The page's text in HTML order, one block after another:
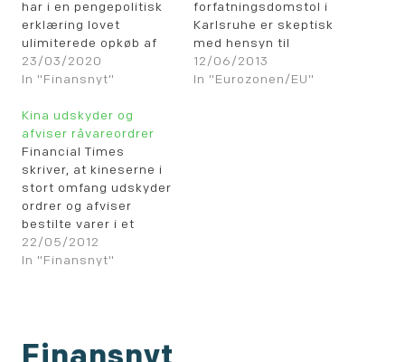
har i en pengepolitisk
erklæring lovet
ulimiterede opkøb af
amerikanske
statsobligationer og
hjælpe de amerikanske
virksomheder og
finansielle markeder.
Erklæringen fra Fed.
kan læses via linket
herunder: US Fed.
erklæring
23/03/2020
In "Finansnyt"
forfatningsdomstol i
Karlsruhe er skeptisk
med hensyn til
lovligheden af den
europæiske
12/06/2013
In "Eurozonen/EU"
Kina udskyder og
afviser råvareordrer
Financial Times
skriver, at kineserne i
stort omfang udskyder
ordrer og afviser
bestilte varer i et
forsøg på at
formindske nogle i
oplæg til. Flere
22/05/2012
In "Finansnyt"